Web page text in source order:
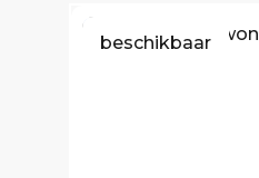
beschikbaar